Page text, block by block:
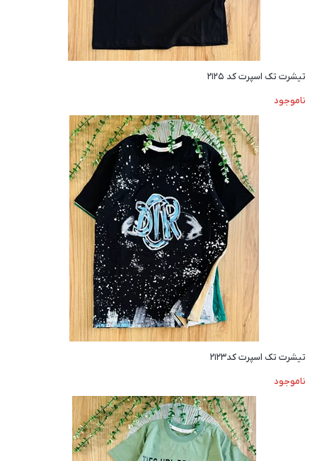
تیشرت تک اسپرت کد ۲۱۲۵
ناموجود
تیشرت تک اسپرت کد۲۱۲۳
ناموجود